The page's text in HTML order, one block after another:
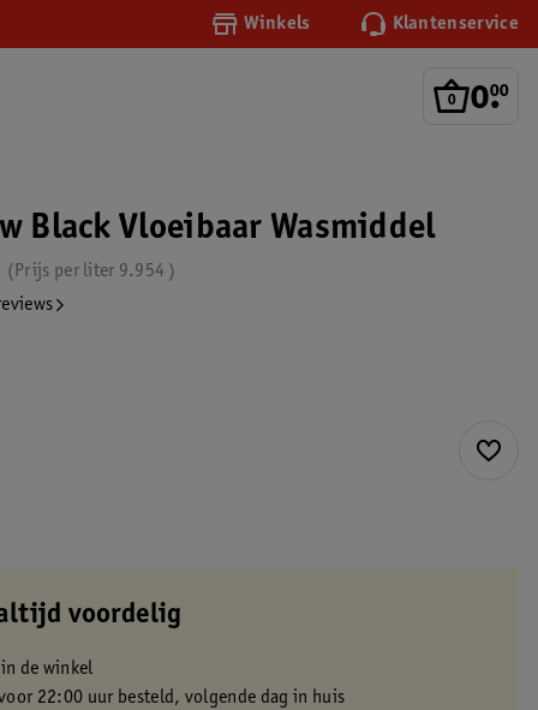
Winkels Klantenservice
0.
00
Black Vloeibaar Wasmiddel
9.954
Prijs per liter
voordelig
de winkel
22:00 uur besteld, volgende dag in huis